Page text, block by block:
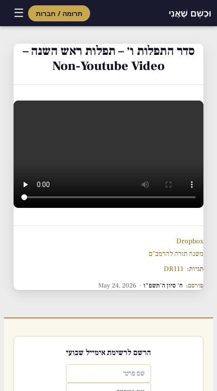
וּכְשֵׁם שֶׁאֲנִי תרומה / חברות ☰
contentסדר התפלות ו׳ – תפלות ראש השנה –
Non-Youtube Video
Dropbox
משנה תורה להרמב"ם
תגיות: DR111
פורסם: ח' סיון ה'תשפ"ו ·
May 24, 2026
הרשם לרשימת אימייל שבועי